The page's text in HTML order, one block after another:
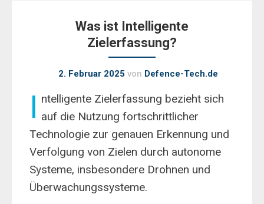
Was ist Intelligente
Zielerfassung?
2. Februar 2025 von Defence-Tech.de
I ntelligente Zielerfassung bezieht sich
auf die Nutzung fortschrittlicher
Technologie zur genauen Erkennung und
Verfolgung von Zielen durch autonome
Systeme, insbesondere Drohnen und
Überwachungssysteme.